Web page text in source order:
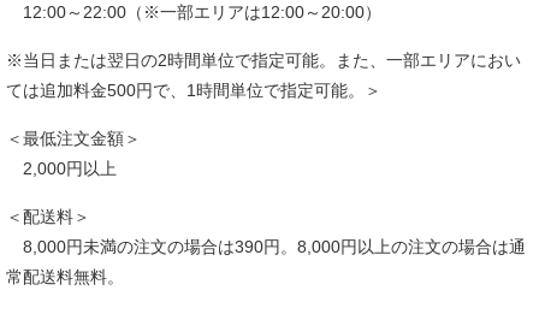
12:00～22:00（※一部エリアは12:00～20:00）
※当日または翌日の2時間単位で指定可能。また、一部エリアにおい
ては追加料金500円で、1時間単位で指定可能。＞
＜最低注文金額＞
2,000円以上
＜配送料＞
8,000円未満の注文の場合は390円。8,000円以上の注文の場合は通
常配送料無料。